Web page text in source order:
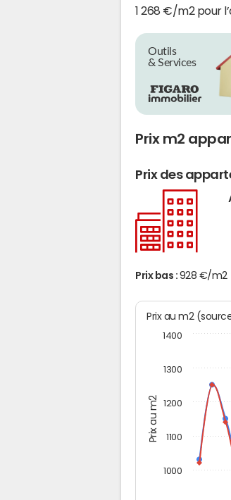
1 268 €/m2 pour
Outils
& Services
Prix m2
Prix des
Prix bas : 928 €/m2
Prix au m2
Prix au
1000
1100
1200
1300
1400